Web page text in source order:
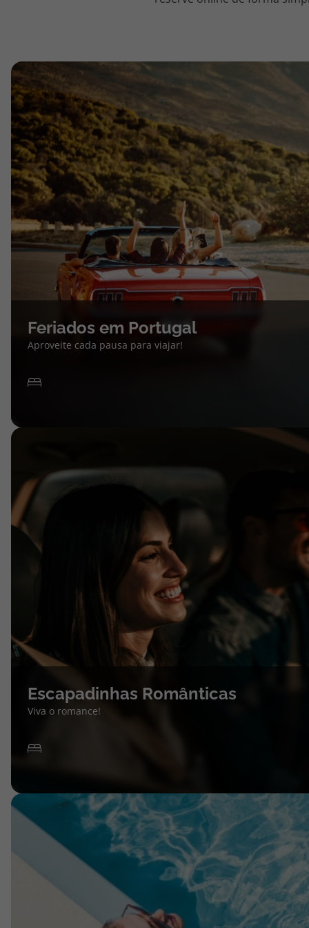
topatlantico@topatlantico.com
Feriados em Portugal
Aproveite cada pausa para viajar!
Escapadinhas Românticas
Viva o romance!